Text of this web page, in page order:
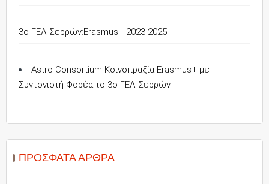
3o ΓΕΛ Σερρών:Erasmus+ 2023-2025
Astro-Consortium Κοινοπραξία Erasmus+ με
Συντονιστή Φορέα το 3ο ΓΕΛ Σερρών
ΠΡΌΣΦΑΤΑ ΆΡΘΡΑ